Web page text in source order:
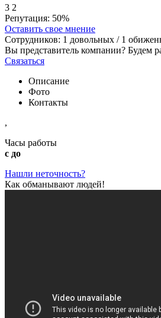
3 2
Репутация: 50%
Оставить свое мнение
Сотрудников: 1 довольных / 1
Вы представитель компании? Будем
Связаться
Описание
Фото
Контакты
,
Часы работы
с до
Нашли неточность?
Как обманывают людей!